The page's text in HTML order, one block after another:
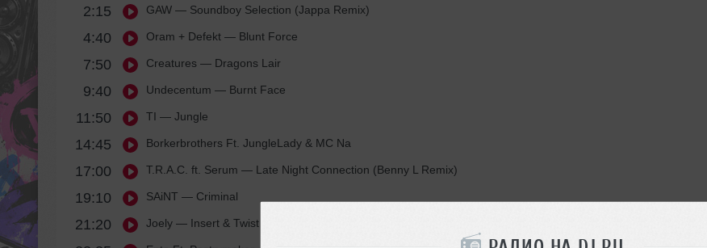
2:15 GAW — Soundboy Selection (Jappa Remix)
4:40 Oram + Defekt — Blunt Force
7:50 Creatures — Dragons Lair
9:40 Undecentum — Burnt Face
11:50 TI — Jungle
14:45 Borkerbrothers Ft. JungleLady & MC Na
17:00 T.R.A.C. ft. Serum — Late Night Connection (Benny L Remix)
19:10 SAiNT — Criminal
21:20 Joely — Insert & Twist